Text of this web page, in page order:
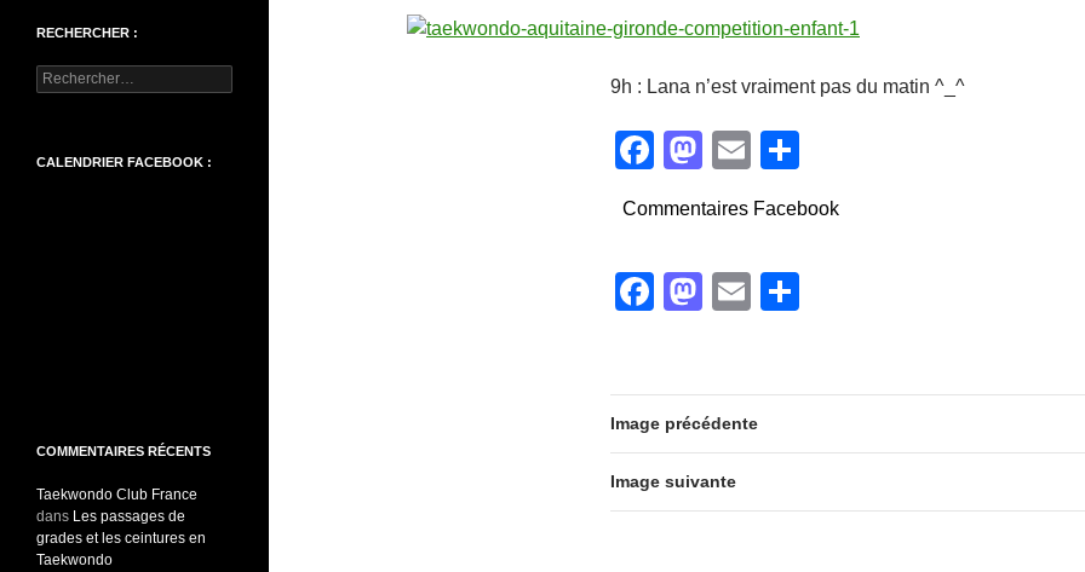
9h : Lana n’est vraiment pas du matin ^_^
F
c
e
b
k
M
st
o
d
E
ail ta
Commentaires Facebook
F
e
b
o
o
M
o
d
o
n
E
g
er
Image précédente
Image suivante
RECHERCHER :
Rechercher :
CALENDRIER FACEBOOK :
COMMENTAIRES RÉCENTS
Taekwondo Club France
dans Les passages de
grades et les ceintures en
Taekwondo